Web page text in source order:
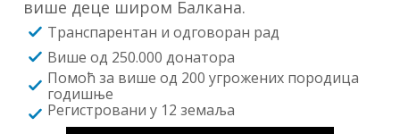
више деце широм Балкана.
Транспарентан и одговоран рад
Више од 250.000 донатора
Помоћ за више од 200 угрожених породица
годишње
Регистровани у 12 земаља